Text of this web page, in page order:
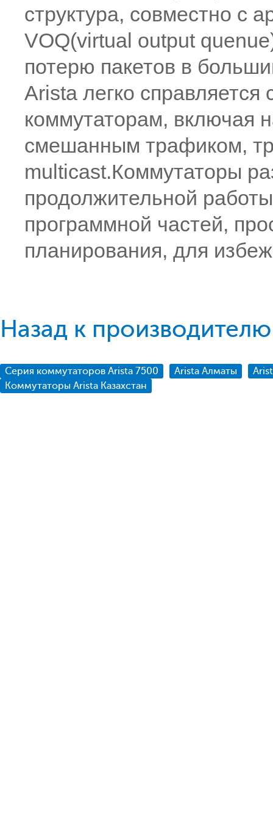
структура, совместно с
VOQ(virtual output
потерю пакетов в
Arista легко
коммутаторам, включая
смешанным трафиком,
multicast.Коммутаторы
продолжительной
программной частей,
планирования, для
Назад к
Серия коммутаторов Arista 7500 Arista Алматы
Коммутаторы Arista Казахстан